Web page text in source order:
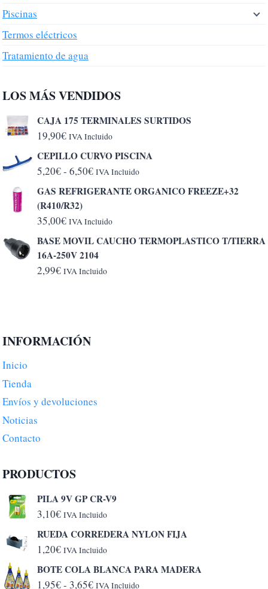
Piscinas
Termos eléctricos
Tratamiento de agua
LOS MÁS VENDIDOS
CAJA 175 TERMINALES SURTIDOS
19,90€ IVA Incluido
CEPILLO CURVO PISCINA
5,20€- 6,50€Rango
de
desde
5,20€
hasta
6,50€
IVA Incluido
GAS REFRIGERANTE ORGANICO FREEZE+32
(R410/R32)
35,00€ IVA Incluido
BASE MOVIL CAUCHO TERMOPLASTICO T/TIERRA
16A-250V 2104
2,99€ IVA Incluido
INFORMACIÓN
Inicio
Tienda
Envíos y devoluciones
Noticias
Contacto
PRODUCTOS
PILA 9V GP CR-V9
3,10€ IVA Incluido
RUEDA CORREDERA NYLON FIJA
1,20€ IVA Incluido
BOTE COLA BLANCA PARA MADERA
1,95€- 3,65€Rango
IVA Incluido